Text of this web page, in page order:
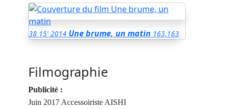
38 15' 2014 Une brume, un matin 163,163
Filmographie
Publicité :
Juin 2017 Accessoiriste AISHI